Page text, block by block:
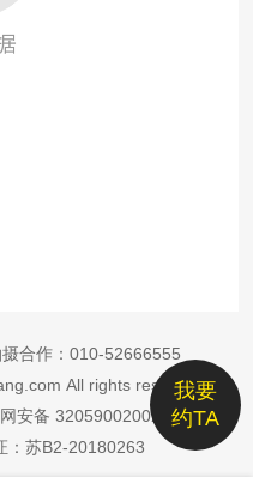
我要
约TA
合作： 010-52666555
All rights reserved
安备 32059002002885号
：苏B2-20180263